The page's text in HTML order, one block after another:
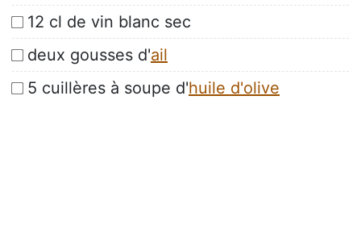
12 cl de vin blanc sec
deux gousses d'ail
5 cuillères à soupe d'huile d'olive